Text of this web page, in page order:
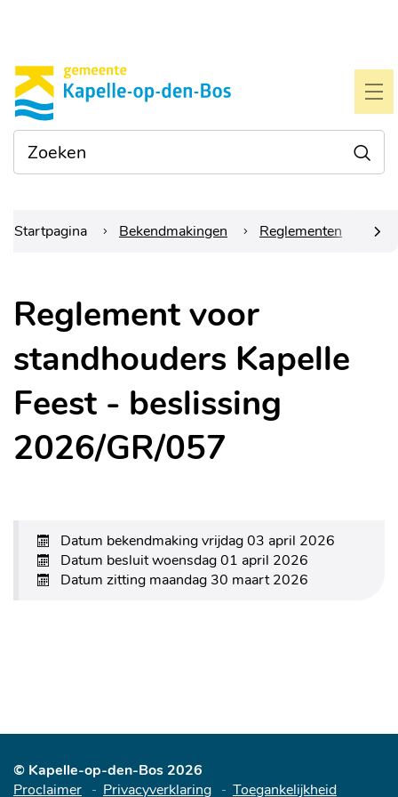
Gemeente
Kapelle-
op-
den-
Waarmee
kunnen
we je
Startpagina Bekendmakingen Reglementen
Reglement voor
standhouders Kapelle
Feest - beslissing
2026/GR/057
Datum bekendmakingvrijdag 03 april 2026
Datum besluitwoensdag 01 april 2026
Datum zitting maandag 30 maart 2026
© Kapelle-op-den-Bos 2026
Proclaimer
Privacyverklaring Toegankelijkheid